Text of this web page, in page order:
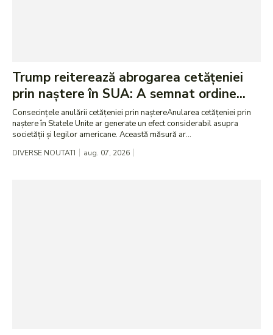
Trump reiterează abrogarea cetățeniei
prin naștere în SUA: A semnat ordine...
Consecințele anulării cetățeniei prin naștereAnularea cetățeniei prin
naștere în Statele Unite ar generate un efect considerabil asupra
societății și legilor americane. Această măsură ar...
DIVERSE NOUTATI aug. 07, 2026